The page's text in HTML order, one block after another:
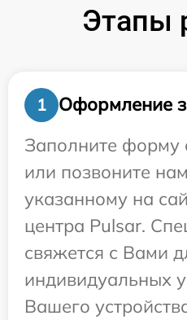
Этапы
1
Оформление
Заполните форму
или позвоните
указанному на
центра Pulsar.
свяжется с Вами
индивидуальных
Вашего